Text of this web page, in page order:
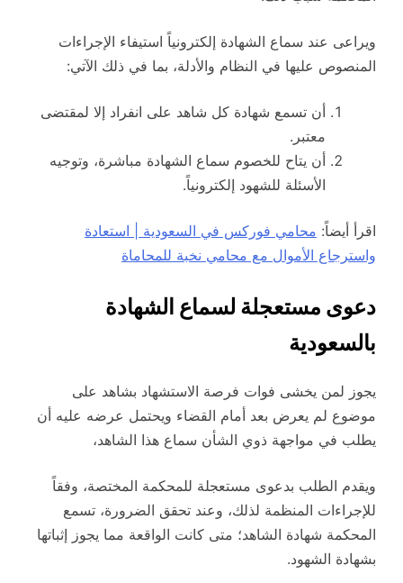
ويراعى عند سماع الشهادة إلكترونياً استيفاء الإجراءات
المنصوص عليها في النظام والأدلة، بما في ذلك الآتي:
أن تسمع شهادة كل شاهد على انفراد إلا لمقتضى
معتبر.
أن يتاح للخصوم سماع الشهادة مباشرة، وتوجيه
الأسئلة للشهود إلكترونياً.
اقرأ أيضاً: محامي فوركس في السعودية | استعادة
واسترجاع الأموال مع محامي نخبة للمحاماة
دعوى مستعجلة لسماع الشهادة
بالسعودية
يجوز لمن يخشى فوات فرصة الاستشهاد بشاهد على
موضوع لم يعرض بعد أمام القضاء ويحتمل عرضه عليه أن
يطلب في مواجهة ذوي الشأن سماع هذا الشاهد،
ويقدم الطلب بدعوى مستعجلة للمحكمة المختصة، وفقاً
للإجراءات المنظمة لذلك، وعند تحقق الضرورة، تسمع
المحكمة شهادة الشاهد؛ متى كانت الواقعة مما يجوز إثباتها
بشهادة الشهود.